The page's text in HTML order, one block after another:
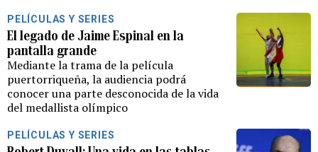
PELÍCULAS Y SERIES
El legado de Jaime Espinal en la
pantalla grande
Mediante la trama de la película
puertorriqueña, la audiencia podrá
conocer una parte desconocida de la vida
del medallista olímpico
PELÍCULAS Y SERIES